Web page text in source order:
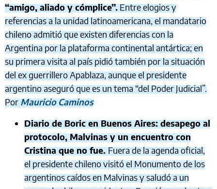
“amigo, aliado y cómplice”.Entre elogios y
referencias a la unidad latinoamericana, el mandatario
chileno admitió que existen diferencias con la
Argentina por la plataforma continental antártica; en
su primera visita al país pidió también por la situación
del ex guerrillero Apablaza, aunque el presidente
argentino aseguró que es un tema “del Poder Judicial”.
PorMauricio Caminos
Diario de Boric en Buenos Aires: desapego al
protocolo, Malvinas y un encuentro con
Cristina que no fue.Fuera de la agenda oficial,
el presidente chileno visitó el Monumento de los
argentinos caídos en Malvinas y saludó a un